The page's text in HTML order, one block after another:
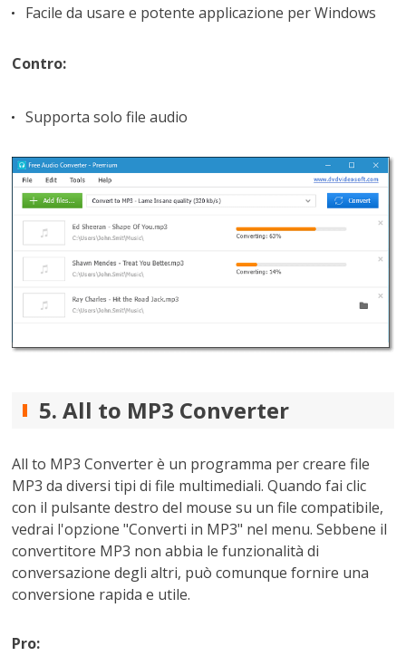
Facile da usare e potente applicazione per Windows
Contro:
Supporta solo file audio
5. All to MP3 Converter
All to MP3 Converter è un programma per creare file
MP3 da diversi tipi di file multimediali. Quando fai clic
con il pulsante destro del mouse su un file compatibile,
vedrai l'opzione "Converti in MP3" nel menu. Sebbene il
convertitore MP3 non abbia le funzionalità di
conversazione degli altri, può comunque fornire una
conversione rapida e utile.
Pro: